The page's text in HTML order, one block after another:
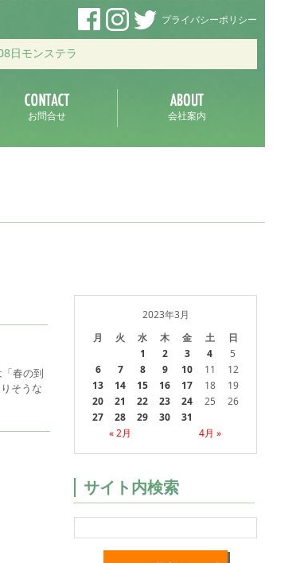
プライバシーポリシー
日モンステラ
お問合せ 会社案内
春の到
そうな
2023年3月
月
火 水 木 金 土 日
« 2月 4月 »
1 2 3 4
5
6
7 8 9 10 11
12
13
14 15 16 17 18
19
20
21 22 23 24 25
26
27
28 29 30 31
サイト内検索